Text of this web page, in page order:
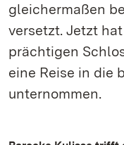
gleichermaßen
versetzt. Jetzt
prächtigen
eine Reise in die
unternommen.